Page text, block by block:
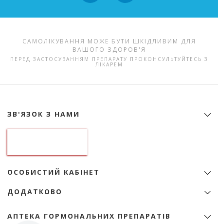
САМОЛІКУВАННЯ МОЖЕ БУТИ ШКІДЛИВИМ ДЛЯ
ВАШОГО ЗДОРОВ'Я
ПЕРЕД ЗАСТОСУВАННЯМ ПРЕПАРАТУ ПРОКОНСУЛЬТУЙТЕСЬ З
ЛІКАРЕМ
ЗВ'ЯЗОК З НАМИ
Контактна інформація
б-р Лесі Українки, 9
+38 (068) 345-01-31
Мережа аптек на мапі
ОСОБИСТИЙ КАБІНЕТ
Закладки
ДОДАТКОВО
Акції
АПТЕКА ГОРМОНАЛЬНИХ ПРЕПАРАТІВ